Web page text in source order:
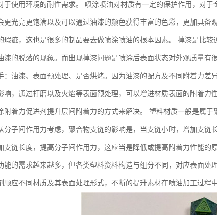
于使用环境的耐性需求。 喷涂喷油对材质有一定的保护作用，对
更光亮更饱满以及可以通过油漆的颜色获得丰富的色彩，更加具
瑕疵，这也是很多的制品要去做喷涂喷油的根本因素。 掉漆是比
漆的脱落的现象。而出现掉漆问题是喷涂后表面状态对外观质量
：油漆、表面预处理、是否烘烤。因为油漆的配方及不同附着力
响，通过打磨以及火焰等表面预处理，可以增进材质表面的附着
附着力促进剂提升层间附着力的方式来解决。 塑料材质一般是属
分子间作用力考虑，聚合物支链的影响是，当支链小时，增加支
支链长度，提高分子间作用力，这应当是降低或提高附着力性能
能的需求越来越多，但各类塑料资料构造与组分不同，对应表面
顺应不同材质及其表面处理形式，不断的提升素材在喷油加工过程